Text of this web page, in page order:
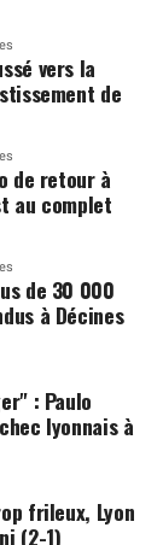
vers la
de
de retour à
au complet
de 30 000
à Décines
: Paulo
lyonnais à
frileux, Lyon
(2-1)